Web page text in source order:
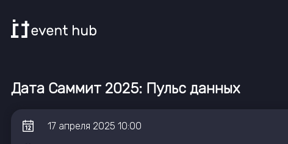
Дата Саммит 2025: Пульс данных
17 апреля 2025 10:00